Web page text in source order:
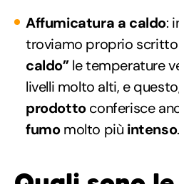
Affumicatura a caldo:
troviamo proprio
caldo”le temperature
livelli molto alti, e
prodottoconferisce
fumomolto più intenso.